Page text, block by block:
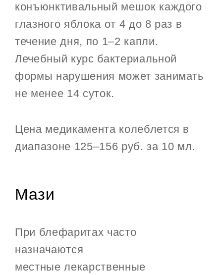
конъюнктивальный мешок каждого
глазного яблока от 4 до 8 раз в
течение дня, по 1–2 капли.
Лечебный курс бактериальной
формы нарушения может занимать
не менее 14 суток.
Цена медикамента колеблется в
диапазоне 125–156 руб. за 10 мл.
Мази
При блефаритах часто
назначаются
местные лекарственные